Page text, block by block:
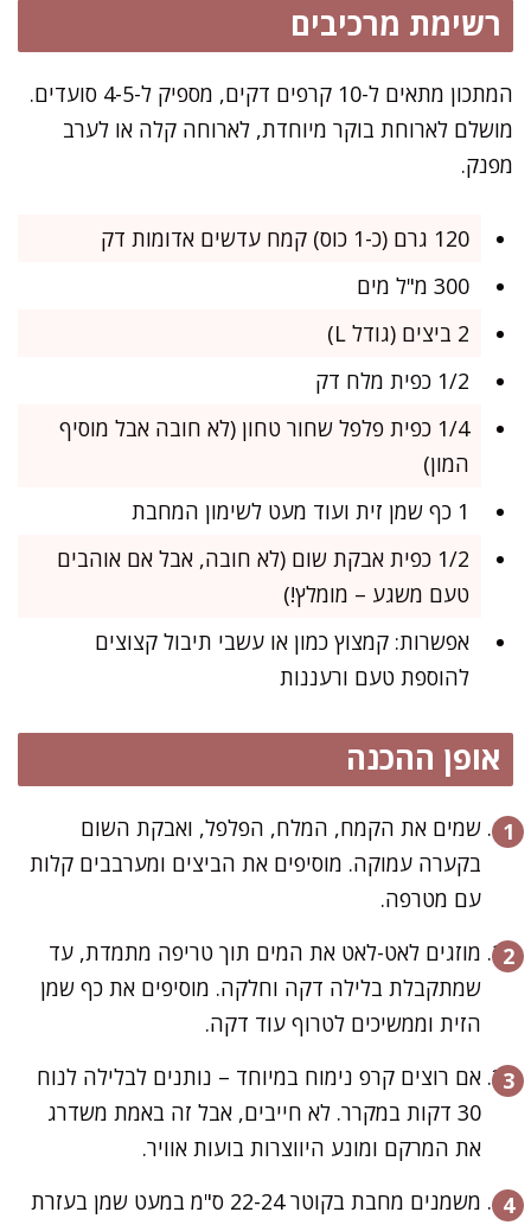
רשימת מרכיבים
המתכון מתאים ל-10 קרפים דקים, מספיק ל-4-5 סועדים.
מושלם לארוחת בוקר מיוחדת, לארוחה קלה או לערב
מפנק.
120 גרם (כ-1 כוס) קמח עדשים אדומות דק
300 מ"ל מים
2 ביצים (גודל L)
1/2 כפית מלח דק
1/4 כפית פלפל שחור טחון (לא חובה אבל מוסיף
המון)
1 כף שמן זית ועוד מעט לשימון המחבת
1/2 כפית אבקת שום (לא חובה, אבל אם אוהבים
טעם משגע – מומלץ!)
אפשרות: קמצוץ כמון או עשבי תיבול קצוצים
להוספת טעם ורעננות
אופן ההכנה
שמים את הקמח, המלח, הפלפל, ואבקת השום
בקערה עמוקה. מוסיפים את הביצים ומערבבים קלות
עם מטרפה.
מוזגים לאט-לאט את המים תוך טריפה מתמדת, עד
שמתקבלת בלילה דקה וחלקה. מוסיפים את כף שמן
הזית וממשיכים לטרוף עוד דקה.
אם רוצים קרפ נימוח במיוחד – נותנים לבלילה לנוח
30 דקות במקרר. לא חייבים, אבל זה באמת משדרג
את המרקם ומונע היווצרות בועות אוויר.
משמנים מחבת בקוטר 22-24 ס"מ במעט שמן בעזרת